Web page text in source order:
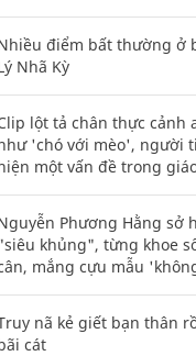
điểm bất thường ở
Nhã Kỳ
lột tả chân thực cảnh
'chó với mèo', người
một vấn đề trong
Phương Hằng sở
khủng", từng khoe
mắng cựu mẫu
nã kẻ giết bạn thân
cát